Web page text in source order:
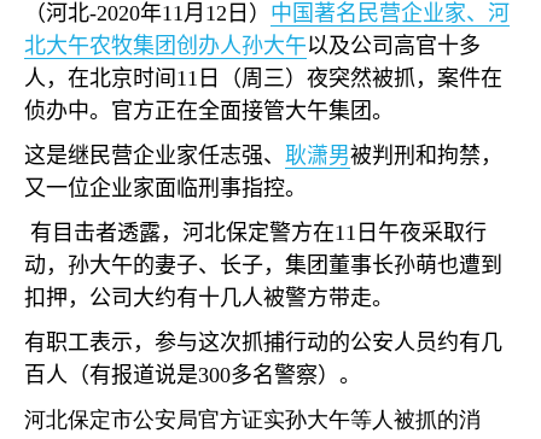
（河北-2020年11月 12 日） 中国著名民营企业家、河
北大午农牧集团创办人孙大午以及公司高官十多
人，在北京时间 11 日（周三）夜突然被抓，案件在
侦办中。官方正在全面接管大午集团。
这是继民营企业家任志强、 耿潇男被判刑和拘禁，
又一位企业家面临刑事指控。
有目击者透露，河北保定警方在11 日午夜采取行
动，孙大午的妻子、长子，集团董事长孙萌也遭到
扣押，公司大约有十几人被警方带走。
有职工表示，参与这次抓捕行动的公安人员约有几
百人（有报道说是300多名警察）。
河北保定市公安局官方证实孙大午等人被抓的消